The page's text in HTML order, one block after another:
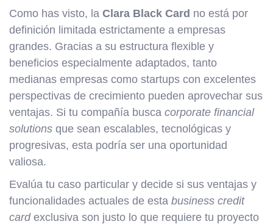
Como has visto, la Clara Black Card no está por
definición limitada estrictamente a empresas
grandes. Gracias a su estructura flexible y
beneficios especialmente adaptados, tanto
medianas empresas como startups con excelentes
perspectivas de crecimiento pueden aprovechar sus
ventajas. Si tu compañía busca corporate financial
solutions que sean escalables, tecnológicas y
progresivas, esta podría ser una oportunidad
valiosa.
Evalúa tu caso particular y decide si sus ventajas y
funcionalidades actuales de esta business credit
cardexclusiva son justo lo que requiere tu proyecto